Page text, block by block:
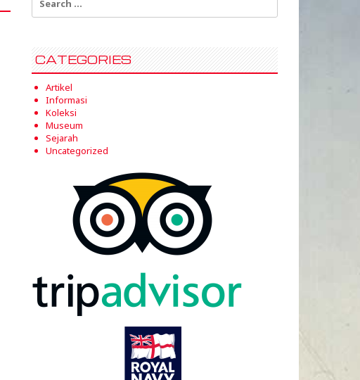
for:
CATEGORIES
Artikel
Informasi
Koleksi
Museum
Sejarah
Uncategorized